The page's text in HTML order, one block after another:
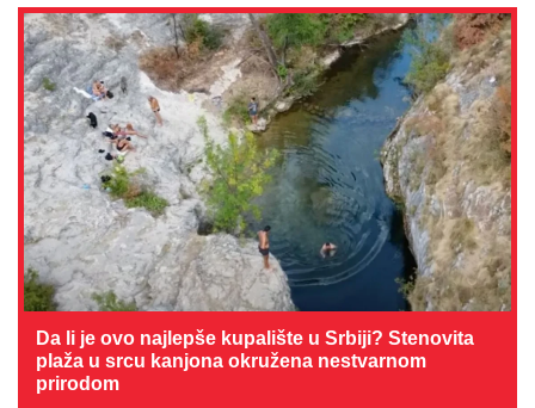
Da li je ovo najlepše kupalište u Srbiji? Stenovita
plaža u srcu kanjona okružena nestvarnom
prirodom